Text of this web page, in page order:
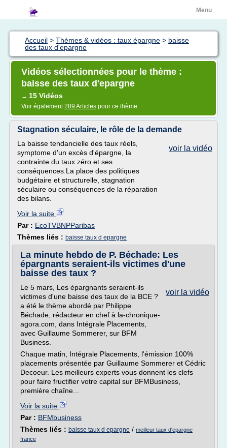
Menu
Accueil > Thèmes & vidéos : taux épargne > baisse
des taux d'epargne
Vidéos sélectionnées pour le thème :
baisse des taux d'epargne
→ 15 Vidéos
Voir également289 Articles pour ce thème
Stagnation séculaire, le rôle de la demande
voir la vidéo
La baisse tendancielle des taux réels,
symptome d'un excès d'épargne, la
contrainte du taux zéro et ses
conséquences.La place des politiques
budgétaire et structurelle, stagnation
séculaire ou conséquences de la réparation
des bilans.
Voir la suite
Par : EcoTVBNPParibas
Thèmes liés : baisse taux d epargne
La minute hebdo de P. Béchade: Les
épargnants seraient-ils victimes d'une
baisse des taux ?
voir la vidéo
Le 5 mars, Les épargnants seraient-ils
victimes d'une baisse des taux de la BCE ?
a été le thème abordé par Philippe
Béchade, rédacteur en chef à la-chronique-
agora.com, dans Intégrale Placements,
avec Guillaume Sommerer, sur BFM
Business.
Chaque matin, Intégrale Placements, l'émission 100%
placements présentée par Guillaume Sommerer et Cédric
Decoeur. Les meilleurs experts vous donnent les clefs
pour faire fructifier votre capital sur BFMBusiness,
première chaîne...
Voir la suite
Par : BFMbusiness
Thèmes liés : baisse taux d epargne / meilleur taux d'epargne
france